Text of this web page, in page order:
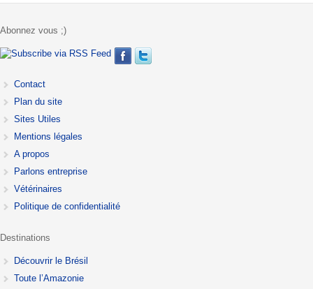
Abonnez vous ;)
Contact
Plan du site
Sites Utiles
Mentions légales
A propos
Parlons entreprise
Vétérinaires
Politique de confidentialité
Destinations
Découvrir le Brésil
Toute l’Amazonie